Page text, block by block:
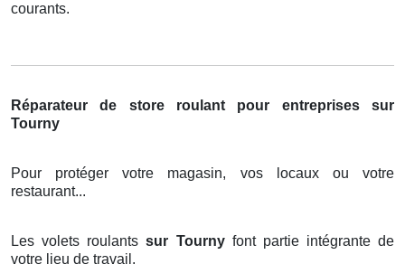
courants.
Réparateur de store roulant pour entreprises sur
Tourny
Pour protéger votre magasin, vos locaux ou votre
restaurant...
Les volets roulantssur Tourny font partie intégrante de
votre lieu de travail.